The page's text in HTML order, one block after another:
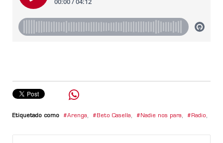
Etiquetado como Arenga, Beto Casella, Nadie nos para, Radio,